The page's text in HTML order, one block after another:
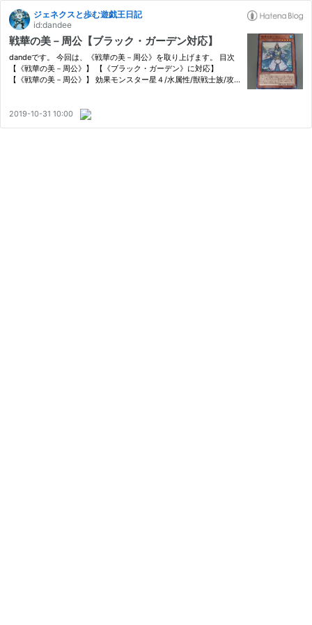
ジェネクスと歩む遊戯王日記
id:dandee
戦華の美－周公【ブラック・ガーデン対応】
dandeです。 今回は、《戦華の美－周公》を取り上げます。 目次
【《戦華の美－周公》】 【《ブラック・ガーデン》に対応】
【《戦華の美－周公》】 効果モンスター星４/水属性/獣戦士族/攻1
ド…
2019-10-31 10:00